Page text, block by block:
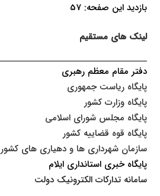
بازدید این صفحه:57
لینک های مستقیم
دفتر مقام معظم رهبری
پایگاه ریاست جمهوری
پایگاه وزارت کشور
پایگاه مجلس شورای اسلامی
پایگاه قوه قضاییه کشور
سازمان شهرداری ها و دهیاری های کشور
پایگاه خبری استانداری ایلام
سامانه تدارکات الکترونیک دولت